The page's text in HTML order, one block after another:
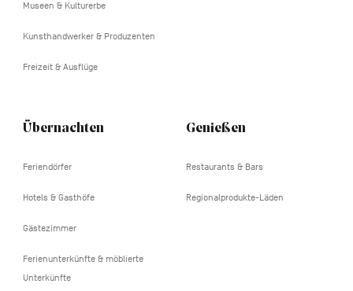
Museen & Kulturerbe
Kunsthandwerker & Produzenten
Freizeit & Ausflüge
Übernachten
Feriendörfer
Hotels & Gasthöfe
Gästezimmer
Ferienunterkünfte & möblierte
Unterkünfte
Genießen
Restaurants & Bars
Regionalprodukte-Läden